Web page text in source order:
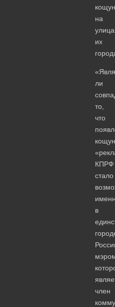
на
их
ли
то,
что
КПРФ
стало
в
член